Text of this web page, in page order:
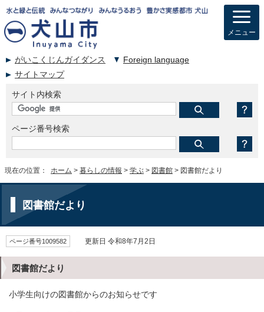
がいこくじんガイダンス
Foreign language
サイトマップ
サイト内検索
ページ番号検索
メニュー
現在の位置： ホーム > 暮らしの情報 > 学ぶ > 図書館 > 図書館だより
図書館だより
ページ番号1009582 更新日 令和8年7月2日
図書館だより
小学生向けの図書館からのお知らせです